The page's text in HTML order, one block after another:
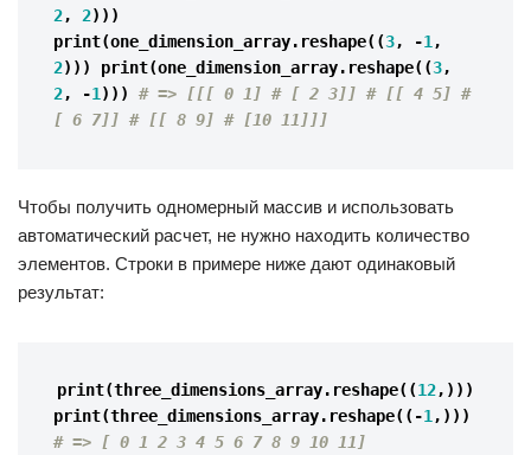
2, 2)))
print(one_dimension_array. reshape((3, -1 ,
2))) print(one_dimension_array. reshape((3,
2, -1 )))
# => [[[ 0 1] # [ 2 3]] # [[ 4 5] #
[ 6 7]] # [[ 8 9] # [10 11]]]
Чтобы получить одномерный массив и использовать
автоматический расчет, не нужно находить количество
элементов. Строки в примере ниже дают одинаковый
результат:
print(three_dimensions_array. reshape((12,)))
print(three_dimensions_array. reshape((-1 ,)))
# => [ 0 1 2 3 4 5 6 7 8 9 10 11]